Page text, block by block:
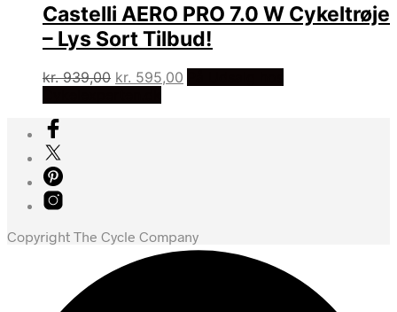
Castelli AERO PRO 7.0 W Cykeltrøje
– Lys Sort Tilbud!
kr.939,00 Den
kr. 595,00
Copyright The Cycle Company